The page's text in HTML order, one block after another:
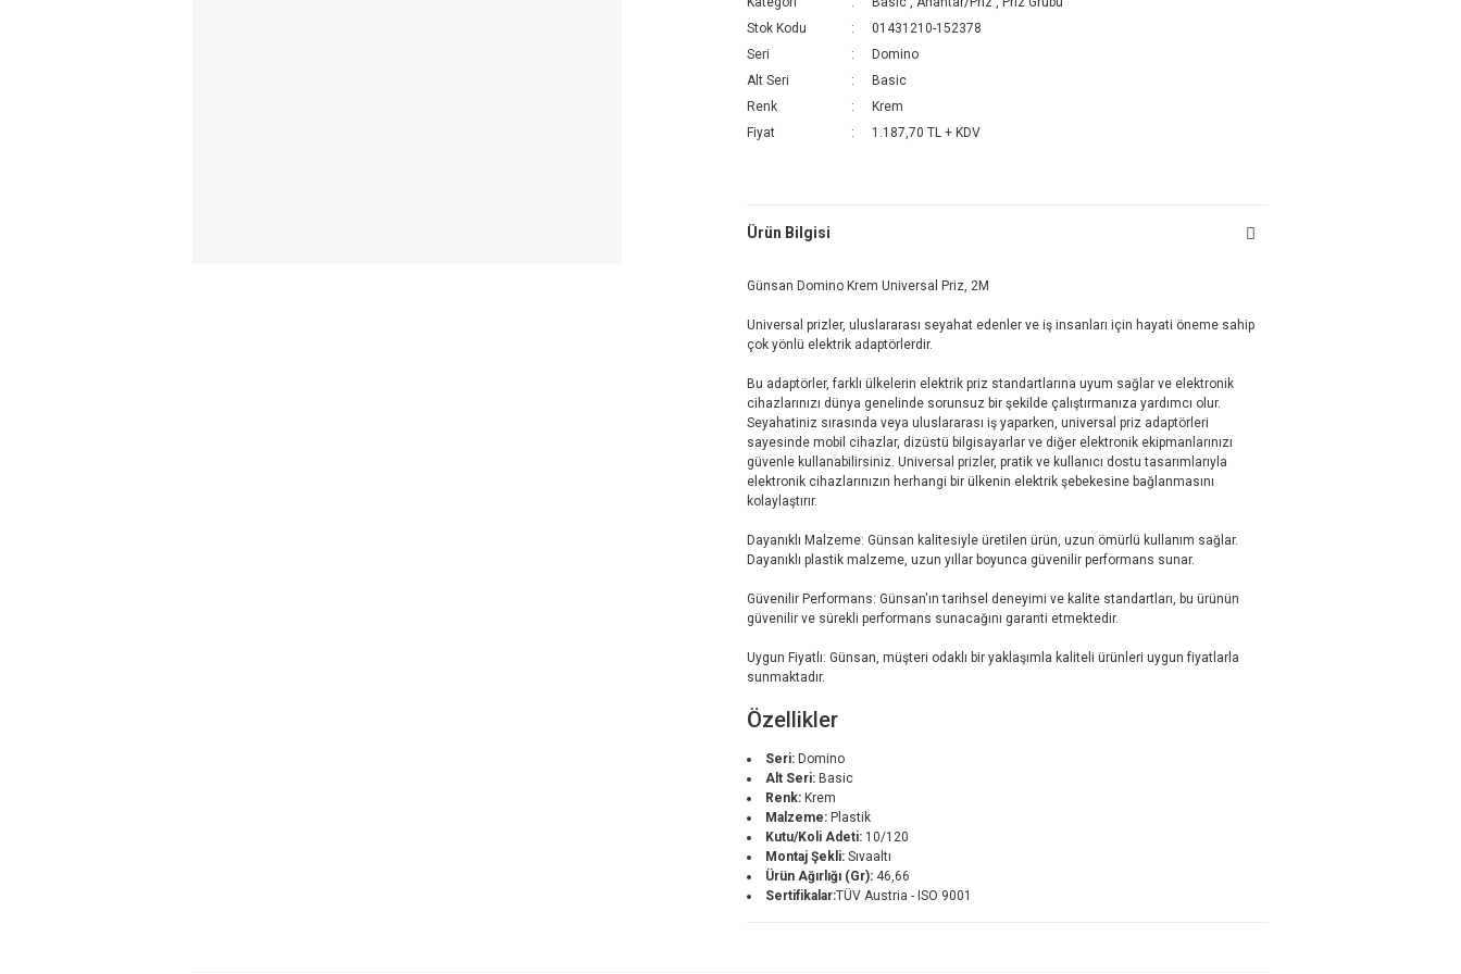
Stok Kodu
01431210-152378
Seri
Domino
Alt Seri
Basic
Renk
Krem
Fiyat
1.187,70 TL + KDV
Ürün Bilgisi
Günsan Domino Krem Universal Priz, 2M
Universal prizler, uluslararası seyahat edenler ve iş insanları için hayati öneme sahip
çok yönlü elektrik adaptörlerdir.
Bu adaptörler, farklı ülkelerin elektrik priz standartlarına uyum sağlar ve elektronik
cihazlarınızı dünya genelinde sorunsuz bir şekilde çalıştırmanıza yardımcı olur.
Seyahatiniz sırasında veya uluslararası iş yaparken, universal priz adaptörleri
sayesinde mobil cihazlar, dizüstü bilgisayarlar ve diğer elektronik ekipmanlarınızı
güvenle kullanabilirsiniz. Universal prizler, pratik ve kullanıcı dostu tasarımlarıyla
elektronik cihazlarınızın herhangi bir ülkenin elektrik şebekesine bağlanmasını
kolaylaştırır.
Dayanıklı Malzeme: Günsan kalitesiyle üretilen ürün, uzun ömürlü kullanım sağlar.
Dayanıklı plastik malzeme, uzun yıllar boyunca güvenilir performans sunar.
Güvenilir Performans: Günsan'ın tarihsel deneyimi ve kalite standartları, bu ürünün
güvenilir ve sürekli performans sunacağını garanti etmektedir.
Uygun Fiyatlı: Günsan, müşteri odaklı bir yaklaşımla kaliteli ürünleri uygun fiyatlarla
sunmaktadır.
Özellikler
Seri: Domino
Alt Seri: Basic
Renk: Krem
Malzeme: Plastik
Kutu/Koli Adeti: 10/120
Montaj Şekli: Sıvaaltı
Ürün Ağırlığı (Gr): 46,66
Sertifikalar:TÜV Austria - ISO 9001